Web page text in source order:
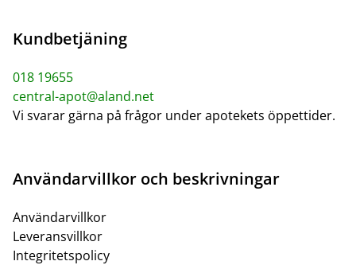
Kundbetjäning
018 19655
central-apot@aland.net
Vi svarar gärna på frågor under apotekets öppettider.
Användarvillkor och beskrivningar
Användarvillkor
Leveransvillkor
Integritetspolicy